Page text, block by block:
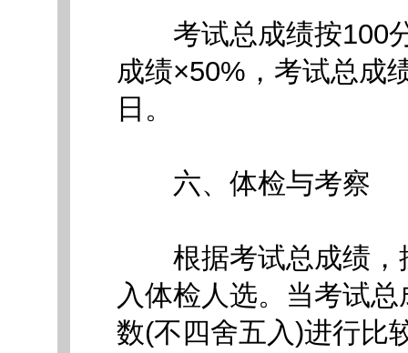
考试总成绩按100分
成绩×50%，考试总成
日。
六、体检与考察
根据考试总成绩，
入体检人选。当考试
数(不四舍五入)进行比